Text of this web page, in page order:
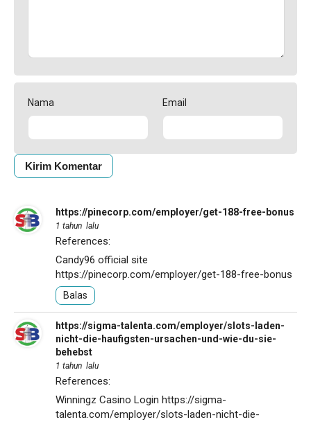
Nama Email
https://pinecorp.com/employer/get-188-free-bonus
1 tahun lalu
References:
Candy96 official site
https://pinecorp.com/employer/get-188-free-bonus
Balas
https://sigma-talenta.com/employer/slots-laden-
nicht-die-haufigsten-ursachen-und-wie-du-sie-
behebst
1 tahun lalu
References:
Winningz Casino Login https://sigma-
talenta.com/employer/slots-laden-nicht-die-